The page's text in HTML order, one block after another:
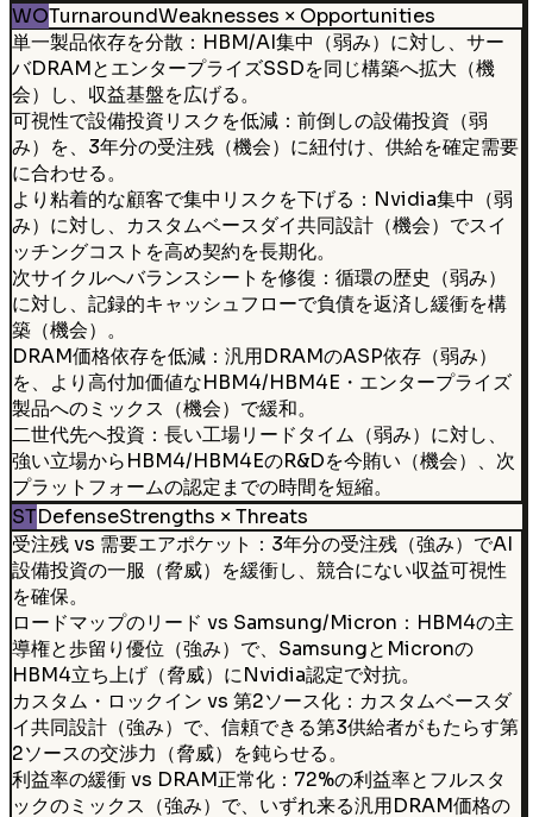
WOTurnaroundWeaknesses × Opportunities
単一製品依存を分散：HBM/AI集中（弱み）に対し、サー
バDRAMとエンタープライズSSDを同じ構築へ拡大（機
会）し、収益基盤を広げる。
可視性で設備投資リスクを低減：前倒しの設備投資（弱
み）を、3年分の受注残（機会）に紐付け、供給を確定需要
に合わせる。
より粘着的な顧客で集中リスクを下げる：Nvidia集中（弱
み）に対し、カスタムベースダイ共同設計（機会）でスイ
ッチングコストを高め契約を長期化。
次サイクルへバランスシートを修復：循環の歴史（弱み）
に対し、記録的キャッシュフローで負債を返済し緩衝を構
築（機会）。
DRAM価格依存を低減：汎用DRAMのASP依存（弱み）
を、より高付加価値なHBM4/HBM4E・エンタープライズ
製品へのミックス（機会）で緩和。
二世代先へ投資：長い工場リードタイム（弱み）に対し、
強い立場からHBM4/HBM4EのR&Dを今賄い（機会）、次
プラットフォームの認定までの時間を短縮。
STDefenseStrengths × Threats
受注残 vs 需要エアポケット：3年分の受注残（強み）でAI
設備投資の一服（脅威）を緩衝し、競合にない収益可視性
を確保。
ロードマップのリード vs Samsung/Micron：HBM4の主
導権と歩留り優位（強み）で、SamsungとMicronの
HBM4立ち上げ（脅威）にNvidia認定で対抗。
カスタム・ロックイン vs 第2ソース化：カスタムベースダ
イ共同設計（強み）で、信頼できる第3供給者がもたらす第
2ソースの交渉力（脅威）を鈍らせる。
利益率の緩衝 vs DRAM正常化：72%の利益率とフルスタ
ックのミックス（強み）で、いずれ来る汎用DRAM価格の